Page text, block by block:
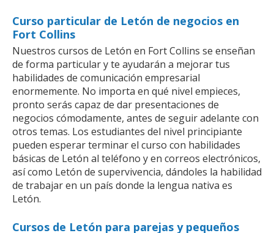
Curso particular de Letón de negocios en
Fort Collins
Nuestros cursos de Letón en Fort Collins se enseñan
de forma particular y te ayudarán a mejorar tus
habilidades de comunicación empresarial
enormemente. No importa en qué nivel empieces,
pronto serás capaz de dar presentaciones de
negocios cómodamente, antes de seguir adelante con
otros temas. Los estudiantes del nivel principiante
pueden esperar terminar el curso con habilidades
básicas de Letón al teléfono y en correos electrónicos,
así como Letón de supervivencia, dándoles la habilidad
de trabajar en un país donde la lengua nativa es
Letón.
Cursos de Letón para parejas y pequeños